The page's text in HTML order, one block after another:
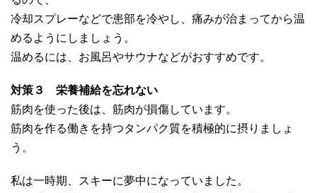
冷却スプレーなどで患部を冷やし、痛みが治まってから温
めるようにしましょう。
温めるには、お風呂やサウナなどがおすすめです。
対策３ 栄養補給を忘れない
筋肉を使った後は、筋肉が損傷しています。
筋肉を作る働きを持つタンパク質を積極的に摂りましょ
う。
私は一時期、スキーに夢中になっていました。